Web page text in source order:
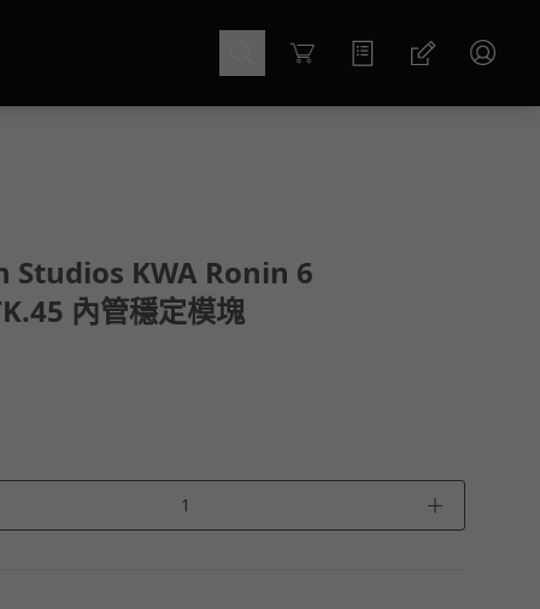
Cart
Studios KWA Ronin 6
內管穩定模塊
＋